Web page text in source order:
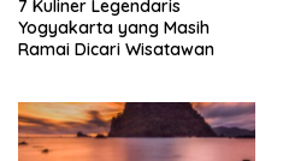
7 Kuliner Legendaris
Yogyakarta yang Masih
Ramai Dicari Wisatawan